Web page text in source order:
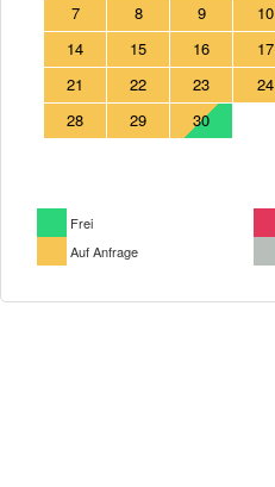
7
8 9 10
14
15 16 17
21
22 23 24
28
29 30
Frei
Auf Anfrage